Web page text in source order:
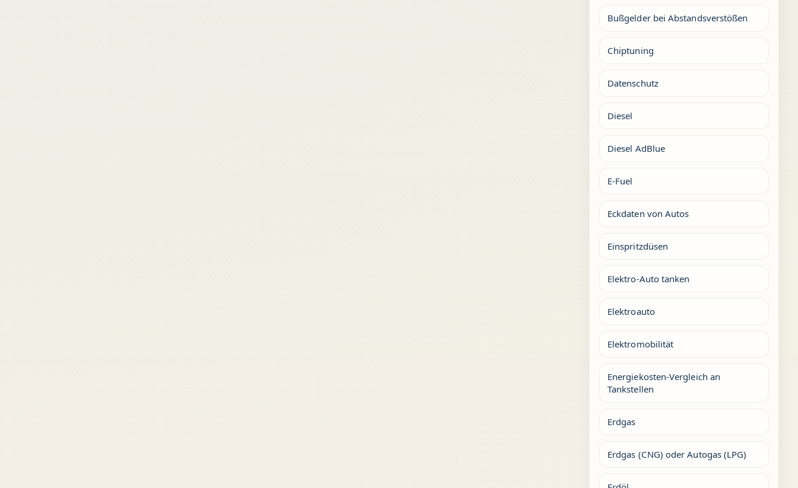
Bußgelder bei Abstandsverstößen
Chiptuning
Datenschutz
Diesel
Diesel AdBlue
E-Fuel
Eckdaten von Autos
Einspritzdüsen
Elektro-Auto tanken
Elektroauto
Elektromobilität
Energiekosten-Vergleich an
Tankstellen
Erdgas
Erdgas (CNG) oder Autogas (LPG)